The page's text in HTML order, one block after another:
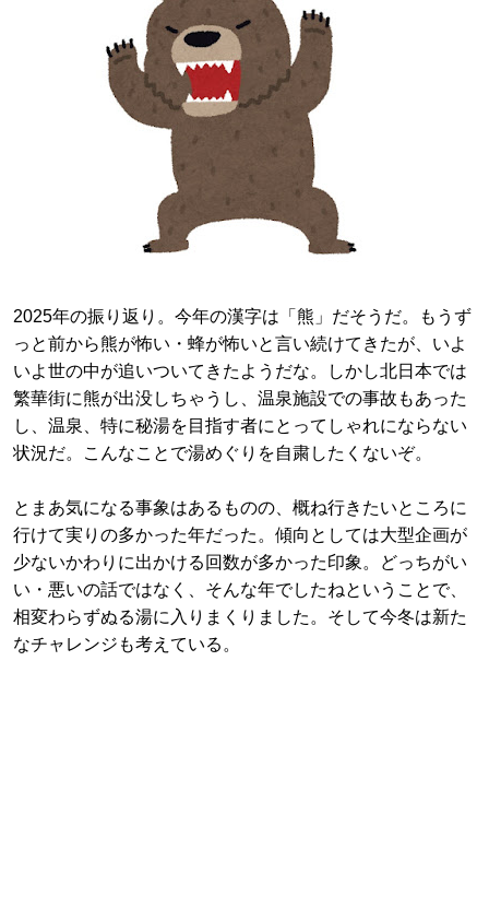
2025年の振り返り。今年の漢字は「熊」だそうだ。もうず
っと前から熊が怖い・蜂が怖いと言い続けてきたが、いよ
いよ世の中が追いついてきたようだな。しかし北日本では
繁華街に熊が出没しちゃうし、温泉施設での事故もあった
し、温泉、特に秘湯を目指す者にとってしゃれにならない
状況だ。こんなことで湯めぐりを自粛したくないぞ。
とまあ気になる事象はあるものの、概ね行きたいところに
行けて実りの多かった年だった。傾向としては大型企画が
少ないかわりに出かける回数が多かった印象。どっちがい
い・悪いの話ではなく、そんな年でしたねということで、
相変わらずぬる湯に入りまくりました。そして今冬は新た
なチャレンジも考えている。